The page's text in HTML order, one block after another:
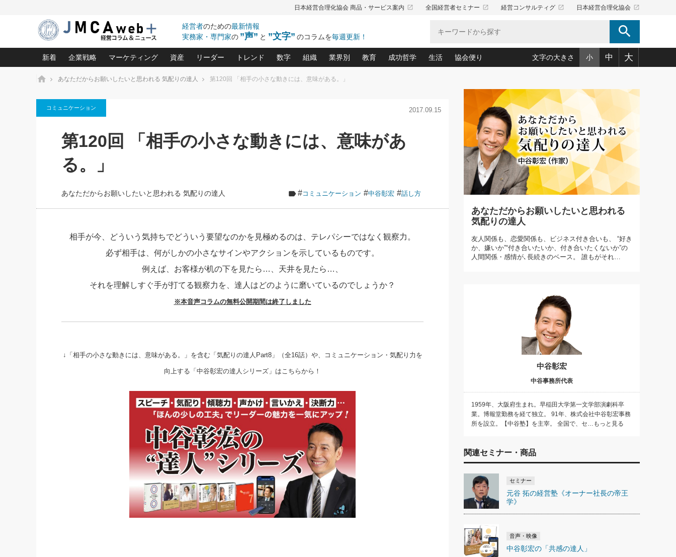
日本経営合理化協会 商品・サービス案内 launch 全国経営者セミナー launch 経営コンサルティグ launch 日本経営合理化協会 launch
経営者のための最新情報
実務家・専門家の ”声” と ”文字” のコラムを毎週更新！ search
新着
利を勧めてきます！やはり固定
がよいのでしょうか！
2026.08.7
朝礼・会議での「社長の３分間
日号）
2026.08.5
第86回 「言葉狩り」
もっとみる
企業戦略
中小企業の「１位づくり」戦略(96)
利益を最大化する「業務改善」横田尚哉氏(5)
強い会社を築く ビジネス・クリニック(240)
日本レーザー「人を大切にしながら利益を上げる経営」の極意
(3)
武器としてのM&A入門(3)
社長のための“儲かる通販”戦略視点(151)
継続経営 百話百行(85)
マーケティング
ロングセラーの玉手箱(9)
資産
中国経済の最新動向(204)
事業承継の前に、決めておきたい、知っておきたい、やってお
深読み企業分析(153)
リーダー
ピョートル・F・グジバチの『経営戦略の新常識』(12)
楠木建の「経営知になる考え方」(57)
次もあなたにお願いしたいと思われる「一流の仕事術」(28)
社長の右腕をつくる 人と組織を動かす(200)
酒井英之の社長のビジョン実現道場(10)
トレンド
北村森の「今月のヒット商品」(109)
数字
会社を守り抜くための緊急対策(100)
強い決算書の会社はココが違う！(36)
決算書の“見える化”術(12)
銀行交渉はこうしなさい！(12)
組織
職場の生産性を下げるハラスメントの予防策(10)
賃金決定の定石(68)
顧客・社員・社会から支持される「ウェルビーイング経営入
業界別
大久保一彦の“流行る”お店の仕組みづくり(210)
柿内幸夫─社長のための現場改善(174)
教育
あなただからお願いしたいと思われる 気配りの達人(127)
クレーム対応 実践マニュアル(92)
クレーム対応の新知識と新常識(57)
デキル社員に育てる！ 社員教育の決め手(203)
東川鷹年の「中小企業の人育て」(38)
業績アップにつながる！ワンランク上の手紙・メール術(100)
社長のための“全員営業”(30)
行動科学マネジメント(5)
成功哲学
中国哲学に学ぶ 不況は会社守成の好機(38)
令和時代の「社長の人間力の磨き方」(86)
先人の名句名言の教え 東洋思想に学ぶ経営学(132)
渡部昇一の「日本の指導者たち」(32)
経営に活かす“十八史略”(30)
生活
おのころ心平の ──社長のための「か・ら・だマネジメント」
(50)
デジタルＡＶを味方に！新・仕事術(180)
リーダー脳の鍛え方(32)
ワインを楽しむ基礎レッスン(12)
必読！社長が読むべき今月の4冊(88)
眼と耳で楽しむ読書術(162)
社長の「氣」(30)
米国スポーツ・ビジネスに学ぶ心理学(98)
高橋一喜の『これぞ！"本物の温泉"』(157)
協会便り
「愛読者通信」著者インタビュー(44)
ビジネス見聞録 経営ニュース(100)
作間信司の経営無形庵(けいえいむぎょうあん)(166)
経営セミナー情報局(1)
繁栄への着眼点 牟田太陽(76)
講話を聞いて学ぼう 実学・耳学・磨く「ミミガク」のすすめ
文字の大きさ 小 中 大
ホーム あなただからお願いしたいと思われる 気配りの達人 第120回 「相手の小さな動きには、意味がある。」
コミュニケーション 2017.09.15
第120回 「相手の小さな動きには、意味があ
る。」
あなただからお願いしたいと思われる 気配りの達人 #コミュニケーション #中谷彰宏 #話し方
相手が今、どういう気持ちでどういう要望なのかを見極めるのは、テレパシーではなく観察力。
必ず相手は、何がしかの小さなサインやアクションを示しているものです。
例えば、お客様が机の下を見たら…、天井を見たら…、
それを理解しすぐ手が打てる観察力を、達人はどのように磨いているのでしょうか？
※本音声コラムの無料公開期間は終了しました
↓「相手の小さな動きには、意味がある。」を含む「気配りの達人Part8」（全16話）や、コミュニケーション・気配り力を
向上する「中谷彰宏の達人シリーズ」はこちらから！
あなただからお願いしたいと思われる
気配りの達人
友人関係も、恋愛関係も、ビジネス付き合いも、 “好き
か、嫌いか”“付き合いたいか、付き合いたくないか”の
人間関係・感情が､長続きのベース。 誰もがそれ…
中谷彰宏
中谷事務所代表
1959年、大阪府生まれ。早稲田大学第一文学部演劇科卒
業。博報堂勤務を経て独立。 91年、株式会社中谷彰宏事務
所を設立。【中谷塾】を主宰。 全国で、セ…もっと見る
関連セミナー・商品
セミナー
元谷 拓の経営塾《オーナー社長の帝王
学》
音声・映像
中谷彰宏の「共感の達人」